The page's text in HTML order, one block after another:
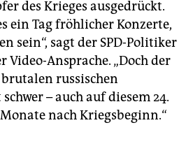
des Krieges ausgedrückt.
ein Tag fröhlicher Konzerte,
sein“, sagt der SPD-Politiker
Ansprache. „Doch der
russischen
– auch auf diesem 24.
nach Kriegsbeginn.“